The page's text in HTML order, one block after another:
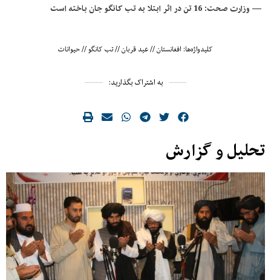
— وزارت صحت: 16 تن در اثر ابتلا به تب کانگو جان باخته است
کلیدواژه‌ها: افغانستان//عید قربان//تب کانگو//حیوانات
به اشتراک بگذارید:
تحلیل و گزارش